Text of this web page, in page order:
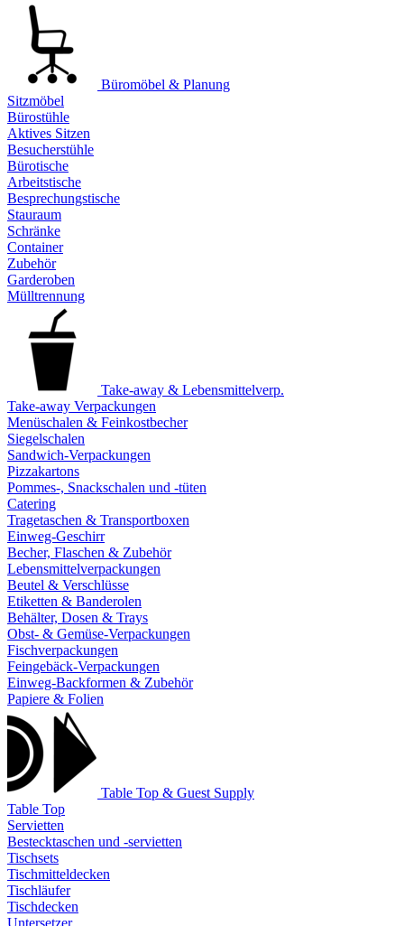
Büromöbel & Planung
Sitzmöbel
Bürostühle
Aktives Sitzen
Besucherstühle
Bürotische
Arbeitstische
Besprechungstische
Stauraum
Schränke
Container
Zubehör
Garderoben
Mülltrennung
Take-away & Lebensmittelverp.
Take-away Verpackungen
Menüschalen & Feinkostbecher
Siegelschalen
Sandwich-Verpackungen
Pizzakartons
Pommes-, Snackschalen und -tüten
Catering
Tragetaschen & Transportboxen
Einweg-Geschirr
Becher, Flaschen & Zubehör
Lebensmittelverpackungen
Beutel & Verschlüsse
Etiketten & Banderolen
Behälter, Dosen & Trays
Obst- & Gemüse-Verpackungen
Fischverpackungen
Feingebäck-Verpackungen
Einweg-Backformen & Zubehör
Papiere & Folien
Table Top & Guest Supply
Table Top
Servietten
Bestecktaschen und -servietten
Tischsets
Tischmitteldecken
Tischläufer
Tischdecken